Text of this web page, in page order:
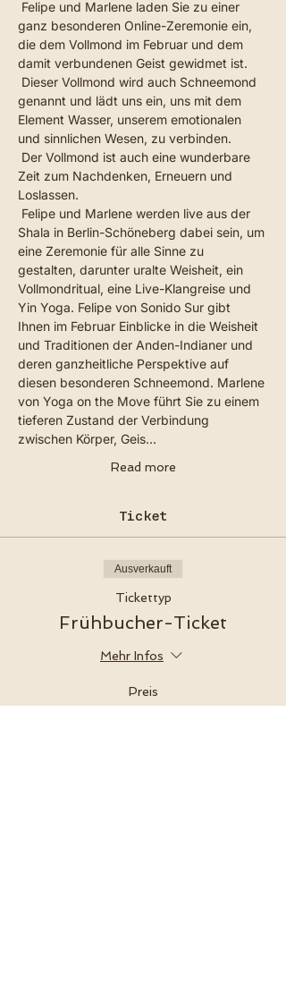
ganz besonderen Online-Zeremonie ein,
die dem Vollmond im Februar und dem
damit verbundenen Geist gewidmet ist.
genannt und lädt uns ein, uns mit dem
Element Wasser, unserem emotionalen
und sinnlichen Wesen, zu verbinden.
Zeit zum Nachdenken, Erneuern und
Loslassen.
Shala in Berlin-Schöneberg dabei sein, um
eine Zeremonie für alle Sinne zu
gestalten, darunter uralte Weisheit, ein
Vollmondritual, eine Live-Klangreise und
Yin Yoga. Felipe von Sonido Sur gibt
Ihnen im Februar Einblicke in die Weisheit
und Traditionen der Anden-Indianer und
deren ganzheitliche Perspektive auf
diesen besonderen Schneemond. Marlene
von Yoga on the Move führt Sie zu einem
tieferen Zustand der Verbindung
zwischen Körper, Geis…
Read more
Ticket
Ausverkauft
Tickettyp
Frühbucher-Ticket
Mehr Infos
Preis